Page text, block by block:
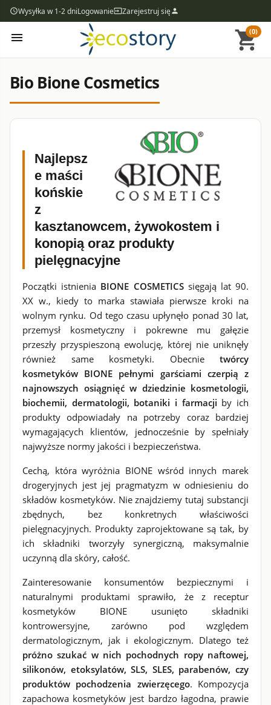
access_timeWysyłka w 1-2 dniLogowanieinputZarejestruj sięperson
menu shopping_cart
(0)
Bio Bione Cosmetics
Najlepsz
e maści
końskie
z
kasztanowcem, żywokostem i
konopią oraz produkty
pielęgnacyjne
Początki istnienia BIONE COSMETICSsięgają lat 90.
XX w., kiedy to marka stawiała pierwsze kroki na
wolnym rynku. Od tego czasu upłynęło ponad 30 lat,
przemysł kosmetyczny i pokrewne mu gałęzie
przeszły przyspieszoną ewolucję, której nie uniknęły
również same kosmetyki. Obecnie twórcy
kosmetyków BIONE pełnymi garściami czerpią z
najnowszych osiągnięć w dziedzinie kosmetologii,
biochemii, dermatologii, botaniki i farmacji by ich
produkty odpowiadały na potrzeby coraz bardziej
wymagających klientów, jednocześnie by spełniały
najwyższe normy jakości i bezpieczeństwa.
Cechą, która wyróżnia BIONE wśród innych marek
drogeryjnych jest jej pragmatyzm w odniesieniu do
składów kosmetyków. Nie znajdziemy tutaj substancji
zbędnych, bez konkretnych właściwości
pielęgnacyjnych. Produkty zaprojektowane są tak, by
ich składniki tworzyły synergiczną, maksymalnie
uczynną dla skóry, całość.
Zainteresowanie konsumentów bezpiecznymi i
naturalnymi produktami sprawiło, że z receptur
kosmetyków BIONE usunięto składniki
kontrowersyjne, zarówno pod względem
dermatologicznym, jak i ekologicznym. Dlatego też
próżno szukać w nich pochodnych ropy naftowej,
silikonów, etoksylatów, SLS, SLES, parabenów, czy
produktów pochodzenia zwierzęcego. Kompozycja
zapachowa kosmetyków jest bardzo łagodna, prawie